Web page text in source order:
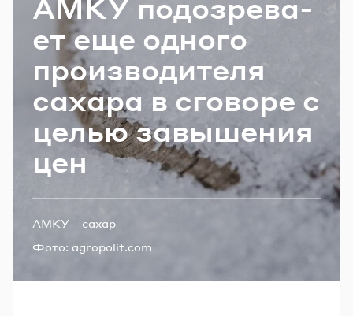
АМКУ по­до­зре­ва­
ет еще од­но­го
про­из­во­ди­те­ля
са­ха­ра в сго­во­ре с
целью за­вы­ше­ния
цен
Теги:
АМКУ
сахар
Фото: agropolit.com
Email
Пароль
Забыли пароль?
ВОЙТИ